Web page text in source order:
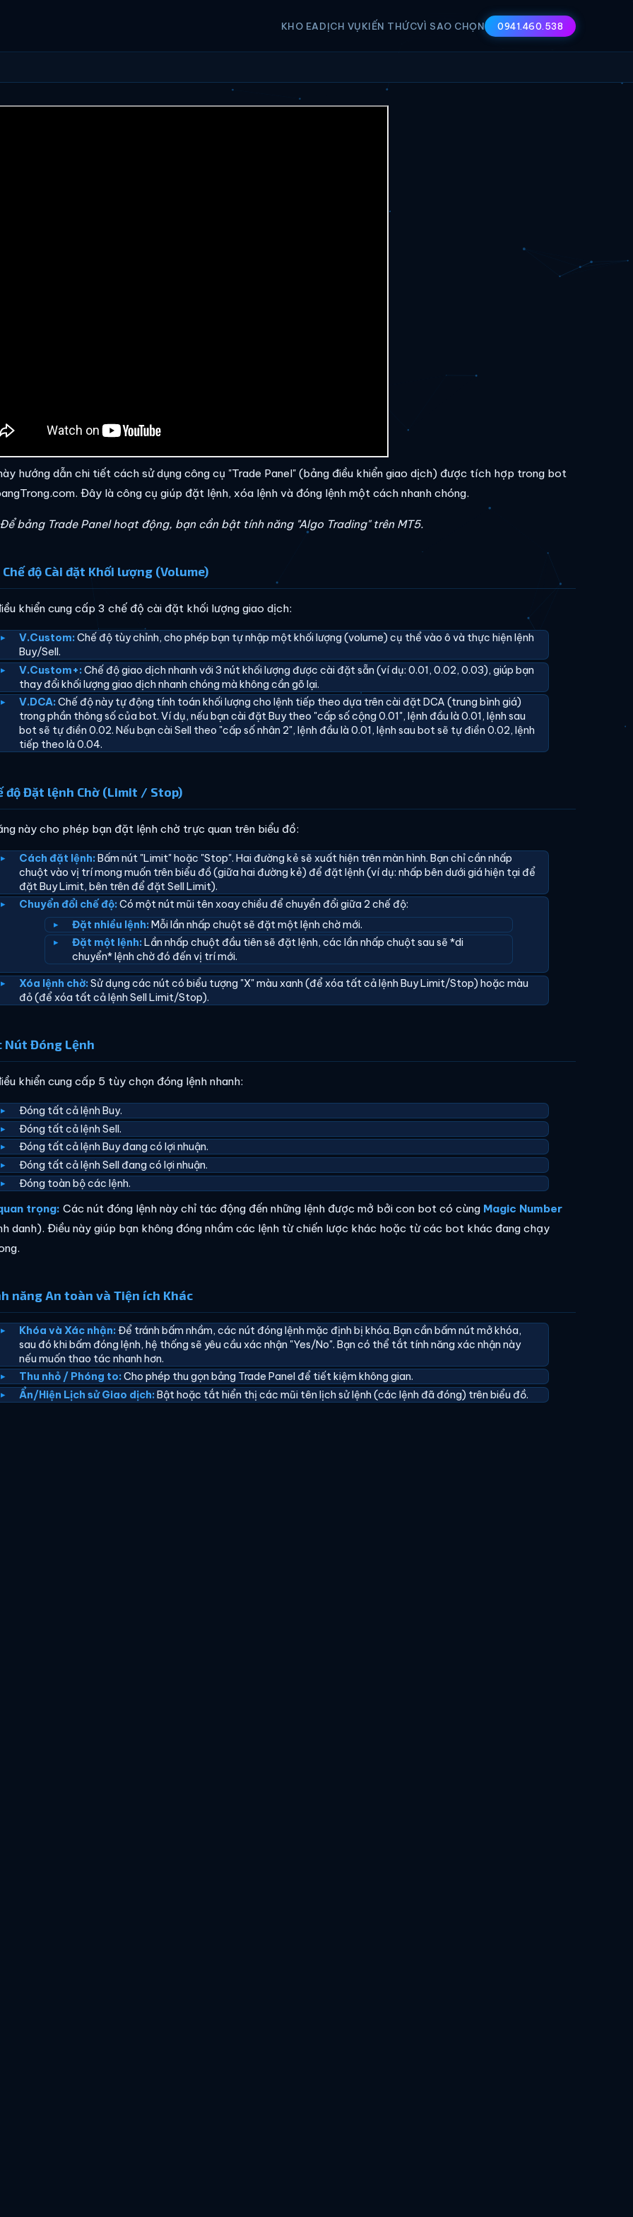
KHO EADỊCH VỤKIẾN THỨCVÌ SAO CHỌN 0941.460.538
hướng dẫn chi tiết cách sử dụng công cụ "Trade Panel" (bảng điều khiển giao dịch) được tích hợp trong bot
Đây là công cụ giúp đặt lệnh, xóa lệnh và đóng lệnh một cách nhanh chóng.
bảng Trade Panel hoạt động, bạn cần bật tính năng "Algo Trading" trên MT5.
Chế độ Cài đặt Khối lượng (Volume)
khiển cung cấp 3 chế độ cài đặt khối lượng giao dịch:
V.Custom:Chế độ tùy chỉnh, cho phép bạn tự nhập một khối lượng (volume) cụ thể vào ô và thực hiện lệnh
Buy/Sell.
V.Custom+:Chế độ giao dịch nhanh với 3 nút khối lượng được cài đặt sẵn (ví dụ: 0.01, 0.02, 0.03), giúp bạn
thay đổi khối lượng giao dịch nhanh chóng mà không cần gõ lại.
V.DCA:Chế độ này tự động tính toán khối lượng cho lệnh tiếp theo dựa trên cài đặt DCA (trung bình giá)
trong phần thông số của bot. Ví dụ, nếu bạn cài đặt Buy theo "cấp số cộng 0.01", lệnh đầu là 0.01, lệnh sau
bot sẽ tự điền 0.02. Nếu bạn cài Sell theo "cấp số nhân 2", lệnh đầu là 0.01, lệnh sau bot sẽ tự điền 0.02, lệnh
tiếp theo là 0.04.
độ Đặt lệnh Chờ (Limit / Stop)
này cho phép bạn đặt lệnh chờ trực quan trên biểu đồ:
Cách đặt lệnh:Bấm nút "Limit" hoặc "Stop". Hai đường kẻ sẽ xuất hiện trên màn hình. Bạn chỉ cần nhấp
chuột vào vị trí mong muốn trên biểu đồ (giữa hai đường kẻ) để đặt lệnh (ví dụ: nhấp bên dưới giá hiện tại để
đặt Buy Limit, bên trên để đặt Sell Limit).
Chuyển đổi chế độ:Có một nút mũi tên xoay chiều để chuyển đổi giữa 2 chế độ:
Đặt nhiều lệnh:Mỗi lần nhấp chuột sẽ đặt một lệnh chờ mới.
Đặt một lệnh:Lần nhấp chuột đầu tiên sẽ đặt lệnh, các lần nhấp chuột sau sẽ *di
chuyển* lệnh chờ đó đến vị trí mới.
Xóa lệnh chờ:Sử dụng các nút có biểu tượng "X" màu xanh (để xóa tất cả lệnh Buy Limit/Stop) hoặc màu
đỏ (để xóa tất cả lệnh Sell Limit/Stop).
Nút Đóng Lệnh
khiển cung cấp 5 tùy chọn đóng lệnh nhanh:
Đóng tất cả lệnh Buy.
Đóng tất cả lệnh Sell.
Đóng tất cả lệnh Buy đang có lợi nhuận.
Đóng tất cả lệnh Sell đang có lợi nhuận.
Đóng toàn bộ các lệnh.
trọng: Các nút đóng lệnh này chỉ tác động đến những lệnh được mở bởi con bot có cùng Magic Number
danh). Điều này giúp bạn không đóng nhầm các lệnh từ chiến lược khác hoặc từ các bot khác đang chạy
năng An toàn và Tiện ích Khác
Khóa và Xác nhận:Để tránh bấm nhầm, các nút đóng lệnh mặc định bị khóa. Bạn cần bấm nút mở khóa,
sau đó khi bấm đóng lệnh, hệ thống sẽ yêu cầu xác nhận "Yes/No". Bạn có thể tắt tính năng xác nhận này
nếu muốn thao tác nhanh hơn.
Thu nhỏ / Phóng to:Cho phép thu gọn bảng Trade Panel để tiết kiệm không gian.
Ẩn/Hiện Lịch sử Giao dịch:Bật hoặc tắt hiển thị các mũi tên lịch sử lệnh (các lệnh đã đóng) trên biểu đồ.